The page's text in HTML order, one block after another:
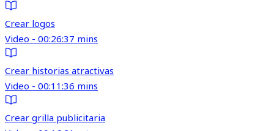
Crear logos
Video - 00:26:37 mins
Crear historias atractivas
Video - 00:11:36 mins
Crear grilla publicitaria